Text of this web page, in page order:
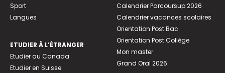
Sport
Langues
ETUDIER À L’ÉTRANGER
Etudier au Canada
Etudier en Suisse
Calendrier Parcoursup 2026
Calendrier vacances scolaires
Orientation Post Bac
Orientation Post Collège
Mon master
Grand Oral 2026